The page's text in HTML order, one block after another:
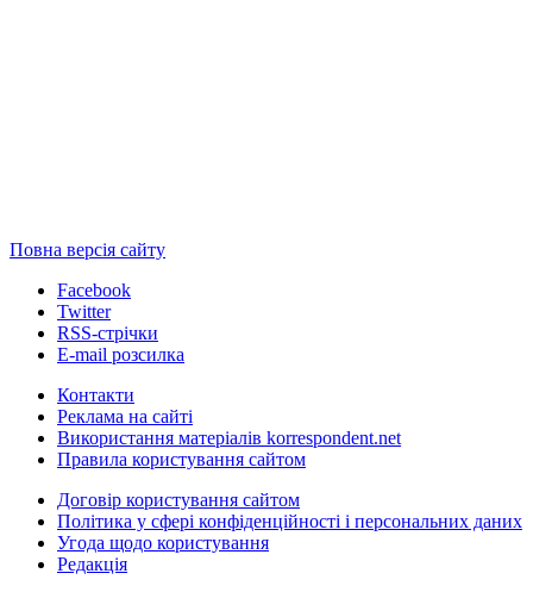
Повна версія сайту
Facebook
Twitter
RSS-стрічки
E-mail розсилка
Контакти
Реклама на сайті
Використання матеріалів korrespondent.net
Правила користування сайтом
Договір користування сайтом
Політика у сфері конфіденційності і персональних даних
Угода щодо користування
Редакція